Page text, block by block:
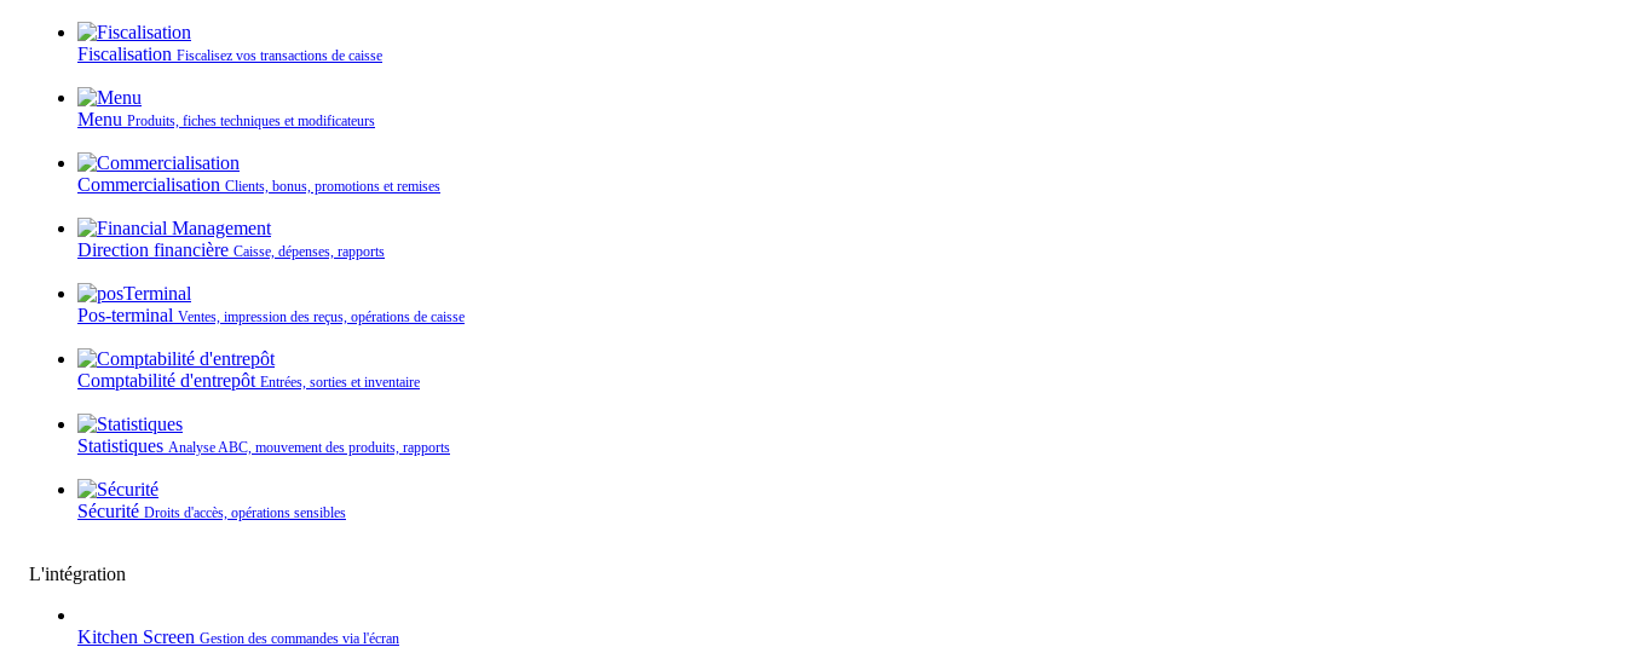
Fiscalisation Fiscalisez vos transactions de caisse
Menu Produits, fiches techniques et modificateurs
Commercialisation Clients, bonus, promotions et remises
Direction financière Caisse, dépenses, rapports
Pos-terminal Ventes, impression des reçus, opérations de caisse
Comptabilité d'entrepôt Entrées, sorties et inventaire
Statistiques Analyse ABC, mouvement des produits, rapports
Sécurité Droits d'accès, opérations sensibles
L'intégration
Kitchen Screen Gestion des commandes via l'écran